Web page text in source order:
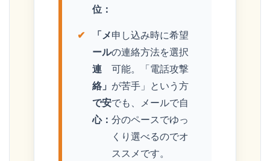
位：
「メ
ール
連
絡」
で安
心：
申し込み時に希望
の連絡方法を選択
可能。「電話攻撃
が苦手」という方
でも、メールで自
分のペースでゆっ
くり選べるのでオ
ススメです。